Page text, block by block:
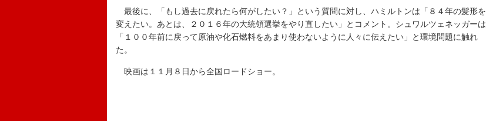
最後に、「もし過去に戻れたら何がしたい？」という質問に対し、ハミルトンは「８４年の髪形を
変えたい。あとは、２０１６年の大統領選挙をやり直したい」とコメント。シュワルツェネッガーは
「１００年前に戻って原油や化石燃料をあまり使わないように人々に伝えたい」と環境問題に触れ
た。
映画は１１月８日から全国ロードショー。